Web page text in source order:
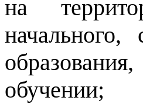
на
обучении;